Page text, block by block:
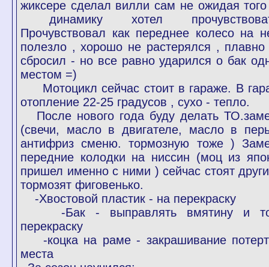
жиксере сделал вилли сам не ожидая
динамику хотел
Прочувствовал как переднее колесо на
полезло , хорошо не растерялся , плавно
сбросил - но все равно ударился о бак
местом =)
Мотоцикл сейчас стоит в гараже. В
отопление 22-25 градусов , сухо - тепло.
После нового года буду делать
(свечи, масло в двигателе, масло в
антифриз сменю. тормозную тоже )
передние колодки на ниссин (моц из
пришел именно с ними ) сейчас стоят
тормозят фиговенько.
-Хвостовой пластик - на перекраску
-Бак - выправлять вмятину и
перекраску
-коцка на раме - закрашивание
места